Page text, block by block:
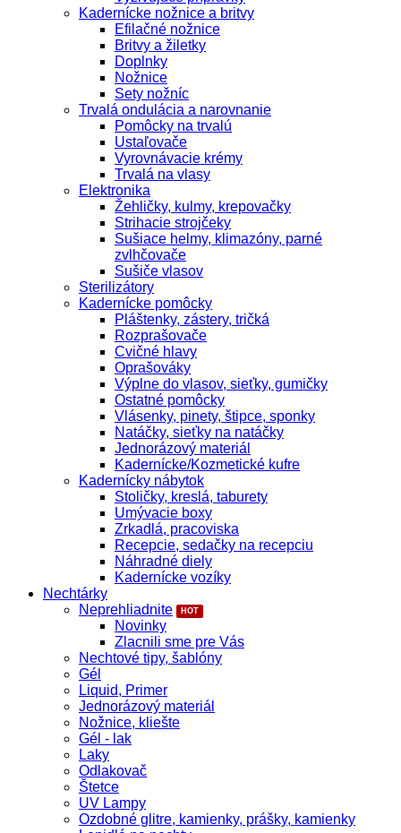
Kadernícke nožnice a britvy
Efilačné nožnice
Britvy a žiletky
Doplnky
Nožnice
Sety nožníc
Trvalá ondulácia a narovnanie
Pomôcky na trvalú
Ustaľovače
Vyrovnávacie krémy
Trvalá na vlasy
Elektronika
Žehličky, kulmy, krepovačky
Strihacie strojčeky
Sušiace helmy, klimazóny, parné
zvlhčovače
Sušiče vlasov
Sterilizátory
Kadernícke pomôcky
Pláštenky, zástery, tričká
Rozprašovače
Cvičné hlavy
Oprašováky
Výplne do vlasov, sieťky, gumičky
Ostatné pomôcky
Vlásenky, pinety, štipce, sponky
Natáčky, sieťky na natáčky
Jednorázový materiál
Kadernícke/Kozmetické kufre
Kadernícky nábytok
Stoličky, kreslá, taburety
Umývacie boxy
Zrkadlá, pracoviska
Recepcie, sedačky na recepciu
Náhradné diely
Kadernícke vozíky
Nechtárky
Neprehliadnite
Novinky
Zlacnili sme pre Vás
Nechtové tipy, šablóny
Gél
Liquid, Primer
Jednorázový materiál
Nožnice, kliešte
Gél - lak
Laky
Odlakovač
Štetce
UV Lampy
Ozdobné glitre, kamienky, prášky, kamienky